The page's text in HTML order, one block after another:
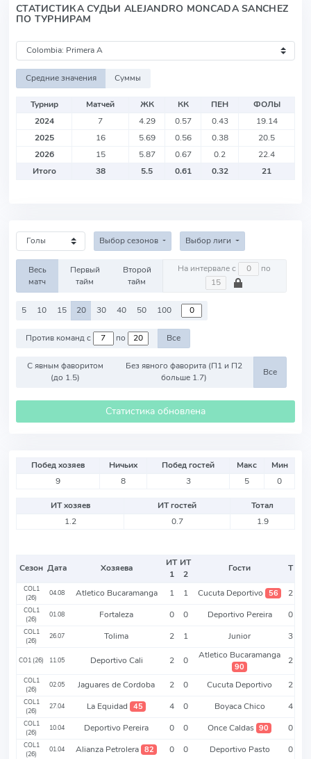
СТАТИСТИКА СУДЬИ ALEJANDRO MONCADA SANCHEZ
ПО ТУРНИРАМ
Средние значения Суммы
Турнир Матчей ЖК КК ПЕН
ФОЛЫ
2024
7 4.29 0.57 0.43
19.14
2025
16 5.69 0.56 0.38
20.5
2026
15 5.87 0.67 0.2
22.4
Итого
38 5.5 0.61 0.32 21
Выбор сезонов Выбор лиги
Весь
матч
Первый
тайм
Второй
тайм
На интервале с по
5 10 15 20 30 40 50 100
Против команд с по Все
С явным фаворитом
(до 1.5)
Без явного фаворита (П1 и П2
больше 1.7)
Все
Статистика обновлена
Побед хозяев Ничьих Побед гостей Макс
Мин
9
8 3 5 0
ИТ хозяев ИТ гостей
Тотал
1.2
0.7 1.9
Сезон Дата Хозяева
ИТ
1
ИТ
2
Гости Т
COL1
(26)
04.08 Atletico Bucaramanga 1 1 Cucuta Deportivo 56 2
COL1
(26)
01.08 Fortaleza 0 0 Deportivo Pereira 0
COL1
(26)
26.07 Tolima 2 1 Junior 3
CO1 (26) 11.05 Deportivo Cali 2 0 Atletico Bucaramanga
90
2
COL1
(26)
02.05 Jaguares de Cordoba 2 0 Cucuta Deportivo 2
COL1
(26)
27.04 La Equidad 45 4 0 Boyaca Chico 4
COL1
(26)
10.04 Deportivo Pereira 0 0 Once Caldas 90 0
COL1
(26)
01.04 Alianza Petrolera 82 0 0 Deportivo Pasto 0